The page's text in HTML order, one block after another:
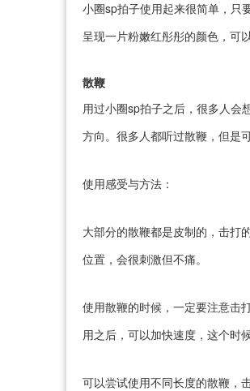
小圈sp拍子使用起来很简单，只
呈现一片粉嫩红彤彤的颜色，可
散鞭
用过小圈sp拍子之后，很多人会
方向。很多人都听过散鞭，但是
使用感受与方法：
大部分的散鞭都是皮制的，击打
位置，会很刺激但不痛。
使用散鞭的时候，一定要注意击
用之后，可以加快速度，这个时
可以尝试使用不同长度的散鞭，